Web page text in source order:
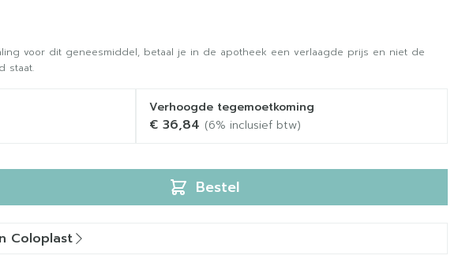
voor dit geneesmiddel, betaal je in de apotheek een verlaagde prijs en niet de
staat.
Verhoogde tegemoetkoming
€ 36,84 (6% inclusief btw)
Bestel
Coloplast